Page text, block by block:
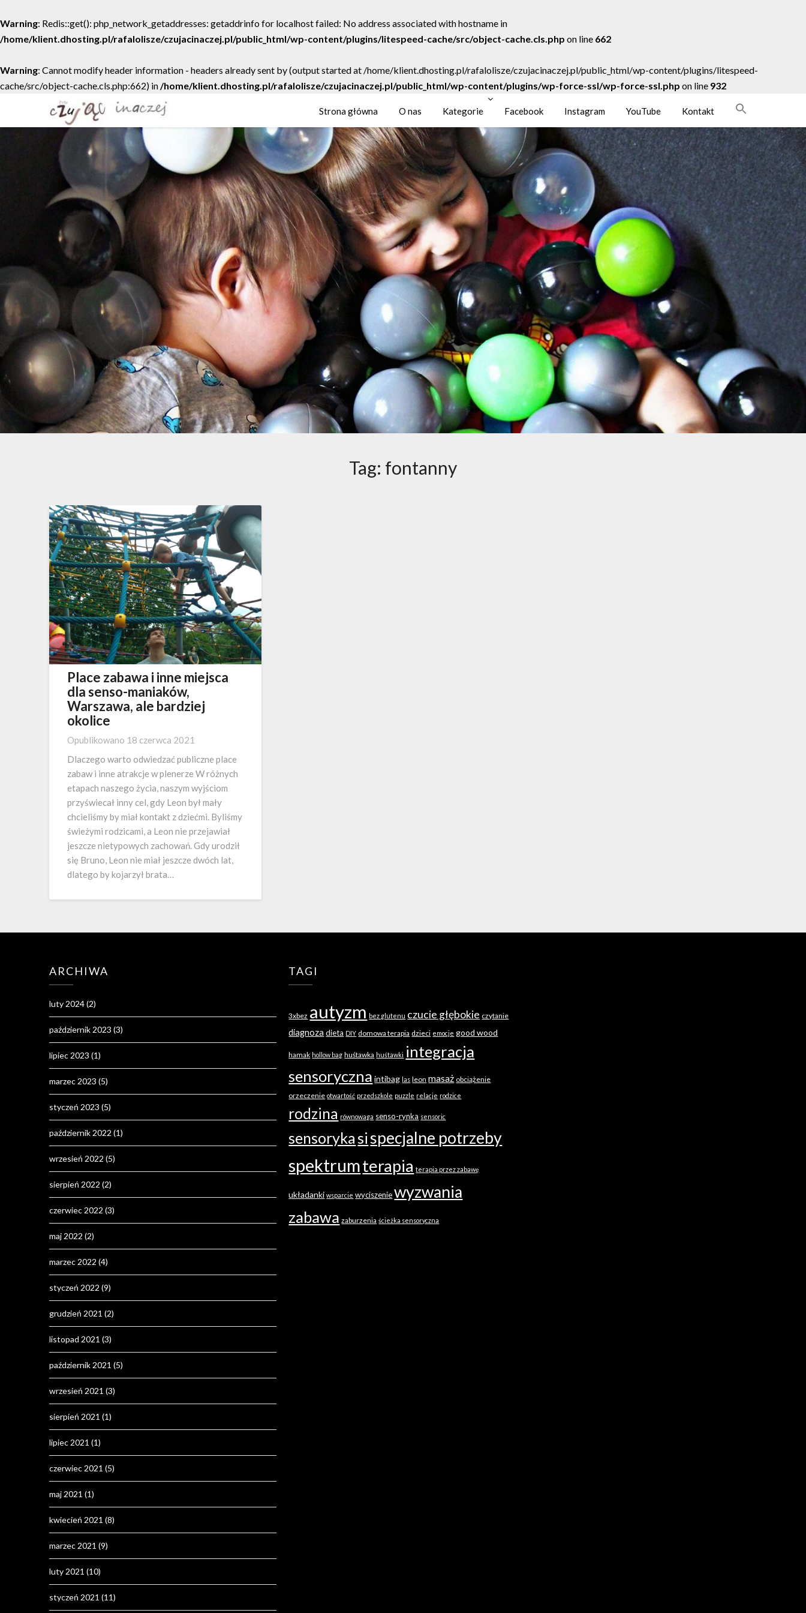
Warning: Redis::get(): php_network_getaddresses: getaddrinfo for localhost failed: No address associated with hostname in
/home/klient.dhosting.pl/rafalolisze/czujacinaczej.pl/public_html/wp-content/plugins/litespeed-cache/src/object-cache.cls.php on line 662
Warning: Cannot modify header information - headers already sent by (output started at /home/klient.dhosting.pl/rafalolisze/czujacinaczej.pl/public_html/wp-content/plugins/litespeed-
cache/src/object-cache.cls.php:662) in/home/klient.dhosting.pl/rafalolisze/czujacinaczej.pl/public_html/wp-content/plugins/wp-force-ssl/wp-force-ssl.php on line 932
Strona główna O nas Kategorie Facebook Instagram YouTube Kontakt
Tag: fontanny
Place zabawa i inne miejsca
dla senso-maniaków,
Warszawa, ale bardziej
okolice
Opublikowano 18 czerwca 2021
Dlaczego warto odwiedzać publiczne place
zabaw i inne atrakcje w plenerze W różnych
etapach naszego życia, naszym wyjściom
przyświecał inny cel, gdy Leon był mały
chcieliśmy by miał kontakt z dziećmi. Byliśmy
świeżymi rodzicami, a Leon nie przejawiał
jeszcze nietypowych zachowań. Gdy urodził
się Bruno, Leon nie miał jeszcze dwóch lat,
dlatego by kojarzył brata…
ARCHIWA
luty 2024(2)
październik 2023 (3)
lipiec 2023 (1)
marzec 2023 (5)
styczeń 2023 (5)
październik 2022 (1)
wrzesień 2022 (5)
sierpień 2022 (2)
czerwiec 2022 (3)
maj 2022 (2)
marzec 2022 (4)
styczeń 2022 (9)
grudzień 2021 (2)
listopad 2021 (3)
październik 2021 (5)
wrzesień 2021 (3)
sierpień 2021 (1)
lipiec 2021 (1)
czerwiec 2021 (5)
maj 2021 (1)
kwiecień 2021 (8)
marzec 2021 (9)
luty 2021 (10)
styczeń 2021 (11)
TAGI
3xbez autyzm bez glutenu czucie głębokie czytanie
diagnoza dieta DIY domowa terapia dzieci emocje good wood
hamak hollow bag huśtawka huśtawki integracja
sensoryczna intibag las leon masaż obciążenie
orzeczenie otwartość przedszkole puzzle relacje rodzice
rodzina równowaga senso-rynka sensoric
sensorykasispecjalne potrzeby
spektrumterapia terapia przez zabawę
układanki wsparcie wyciszenie wyzwania
zabawa zaburzenia ścieżka sensoryczna